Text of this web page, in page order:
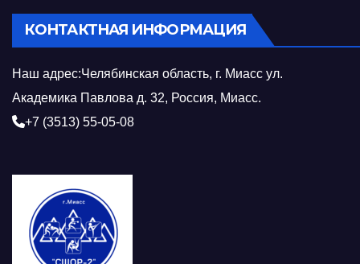
КОНТАКТНАЯ ИНФОРМАЦИЯ
Наш адрес:Челябинская область, г. Миасс ул.
Академика Павлова д. 32, Россия, Миасс.
+7 (3513) 55-05-08